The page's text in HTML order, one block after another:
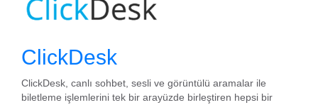
ClickDesk
ClickDesk, canlı sohbet, sesli ve görüntülü aramalar ile
biletleme işlemlerini tek bir arayüzde birleştiren hepsi bir